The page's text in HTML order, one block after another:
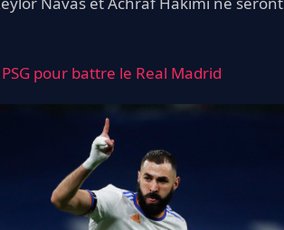
pour battre le Real Madrid